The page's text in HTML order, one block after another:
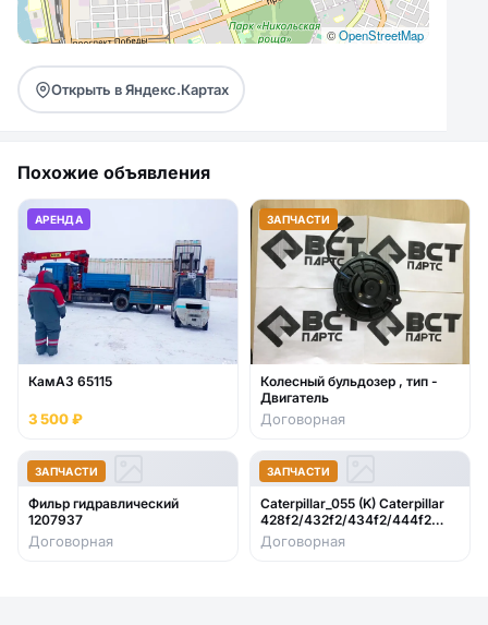
©OpenStreetMap
Открыть в Яндекс.Картах
Похожие объявления
АРЕНДА
КамАЗ 65115
3 500 ₽
ЗАПЧАСТИ
Колесный бульдозер , тип -
Двигатель
Договорная
ЗАПЧАСТИ
Фильр гидравлический
1207937
Договорная
ЗАПЧАСТИ
Caterpillar_055 (K) Caterpillar
428f2/432f2/434f2/444f2
2017- стекло лобовое нижнее
правое (закаленное)382-2344
Договорная